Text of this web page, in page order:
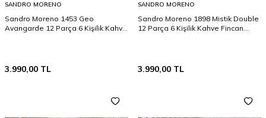
SANDRO MORENO
Sandro Moreno 1453 Geo
Avangarde 12 Parça 6 Kişilik Kahve
3.990,00 TL
SANDRO MORENO
Sandro Moreno 1898 Mistik Double
12 Parça 6 Kişilik Kahve Fincan
3.990,00 TL